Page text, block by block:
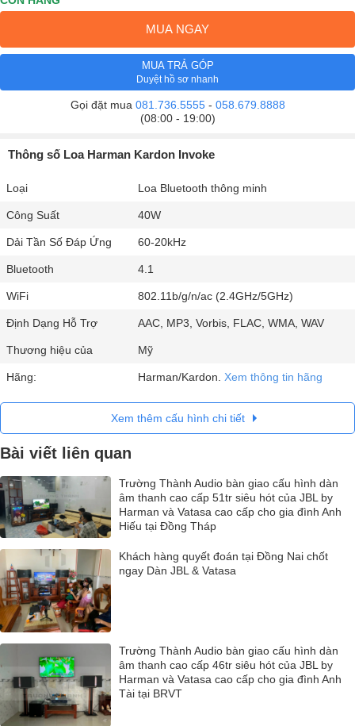
MUA NGAY
MUA TRẢ GÓP
Duyệt hồ sơ nhanh
Gọi đặt mua 081.736.5555- 058.679.8888
(08:00 - 19:00)
Thông số Loa Harman Kardon Invoke
Loại Loa Bluetooth thông minh
Công Suất 40W
Dải Tần Số Đáp Ứng 60-20kHz
Bluetooth 4.1
WiFi 802.11b/g/n/ac (2.4GHz/5GHz)
Định Dạng Hỗ Trợ AAC, MP3, Vorbis, FLAC, WMA, WAV
Thương hiệu của Mỹ
Hãng: Harman/Kardon. Xem thông tin hãng
Xem thêm cấu hình chi tiết
Bài viết liên quan
Trường Thành Audio bàn giao cấu hình dàn
âm thanh cao cấp 51tr siêu hót của JBL by
Harman và Vatasa cao cấp cho gia đình Anh
Hiếu tại Đồng Tháp
Khách hàng quyết đoán tại Đồng Nai chốt
ngay Dàn JBL & Vatasa
Trường Thành Audio bàn giao cấu hình dàn
âm thanh cao cấp 46tr siêu hót của JBL by
Harman và Vatasa cao cấp cho gia đình Anh
Tài tại BRVT